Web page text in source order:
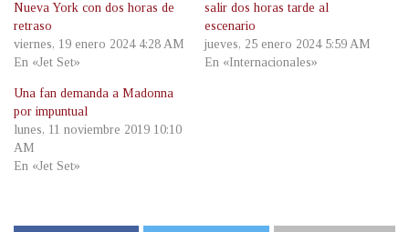
Nueva York con dos horas de
retraso
viernes, 19 enero 2024 4:28 AM
En «Jet Set»
salir dos horas tarde al
escenario
jueves, 25 enero 2024 5:59 AM
En «Internacionales»
Una fan demanda a Madonna
por impuntual
lunes, 11 noviembre 2019 10:10
AM
En «Jet Set»